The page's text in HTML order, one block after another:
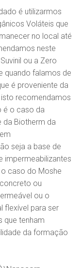
é utilizarmos
Voláteis que
no local até
neste
ou a Zero
quando falamos de
é proveniente da
isto recomendamos
é o caso da
da Biotherm da
seja a base de
impermeabilizantes
caso do Moshe
ou
ou o
flexível para ser
que tenham
da formação